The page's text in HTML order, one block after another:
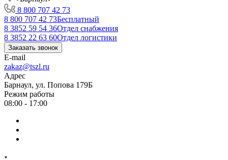
8 800 707 42 73
8 800 707 42 73Бесплатный
8 3852 59 54 36Отдел снабжения
8 3852 22 63 60Отдел логистики
Заказать звонок
E-mail
zakaz@tszl.ru
Адрес
Барнаул, ул. Попова 179Б
Режим работы
08:00 - 17:00